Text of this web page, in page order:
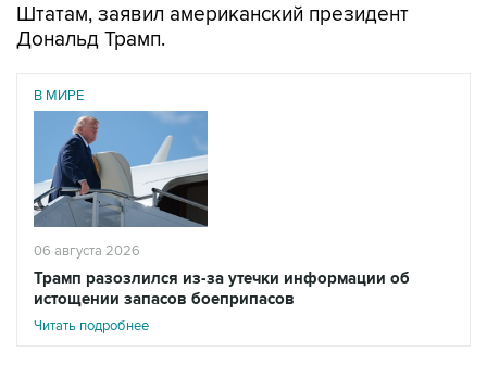
Штатам, заявил американский президент
Дональд Трамп.
В МИРЕ
06 августа 2026
Трамп разозлился из-за утечки информации об
истощении запасов боеприпасов
Читать подробнее